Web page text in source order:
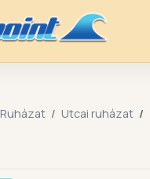
Ruházat Utcai ruházat